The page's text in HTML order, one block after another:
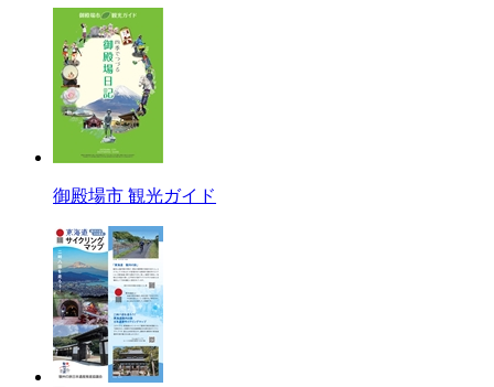
御殿場市 観光ガイド